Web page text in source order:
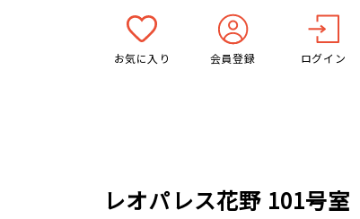
お気に入り 会員登録 ログイン
レオパレス花野 101号室